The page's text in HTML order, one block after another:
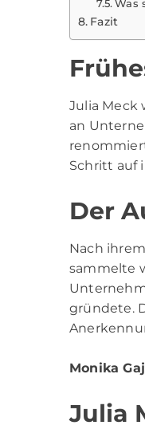
Was
Fazit
Julia Meck
an
Schritt auf
Der
Nach
sammelte
gründete.
Monika
Julia